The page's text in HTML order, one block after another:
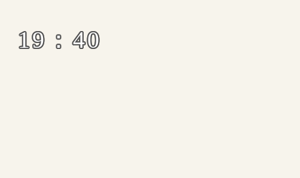
19：40